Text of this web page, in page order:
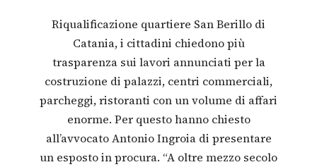
Riqualificazione quartiere San Berillo di
Catania, i cittadini chiedono più
trasparenza sui lavori annunciati per la
costruzione di palazzi, centri commerciali,
parcheggi, ristoranti con un volume di affari
enorme. Per questo hanno chiesto
all’avvocato Antonio Ingroia di presentare
un esposto in procura. “A oltre mezzo secolo